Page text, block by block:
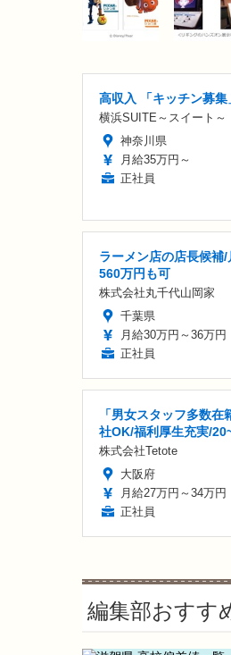
高収入 「キッチン募
横浜SUITE～スイート～
神奈川県
月給35万円～
正社員
ラーメン店の店長候補
560万円も可
株式会社丸千代山岡家
千葉県
月給30万円～36万円
正社員
「男女スタッフ多数
社OK/福利厚生充実/
株式会社Tetote
大阪府
月給27万円～34万円
正社員
編集部おすす